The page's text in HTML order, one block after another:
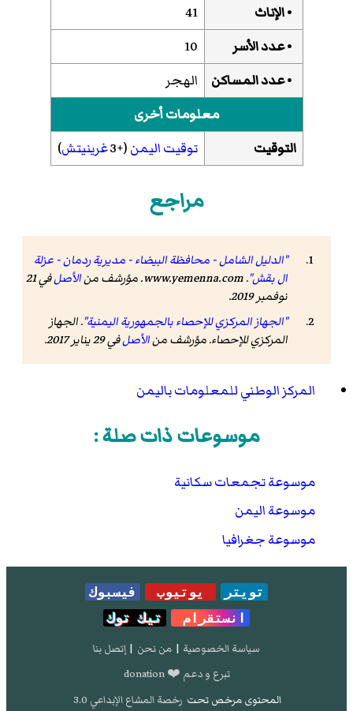
• الإناث
41
• عدد الأسر
10
• عدد المساكن
الهجر
معلومات أخرى
التوقيت
توقيت اليمن(+3 غرينيتش)
مراجع
"الدليل الشامل - محافظة البيضاء - مديرية ردمان - عزلة
ال بقش".
www.yemenna.com. مؤرشف منالأصل
في 21
نوفمبر 2019
.
"الجهاز المركزي للإحصاء بالجمهورية اليمنية". الجهاز
المركزي للإحصاء. مؤرشف منالأصلفي 29 يناير 2017 .
المركز الوطني للمعلومات باليمن
موسوعات ذات صلة :
موسوعة تجمعات سكانية
موسوعة اليمن
موسوعة جغرافيا
تويتر يوتيوب
فيسبوك
انستقرام
تيك توك
سياسة الخصوصية | من نحن | إتصل بنا
تبرع و دعم ❤️ donation
المحتوى مرخص تحت رخصة المشاع الإبداعي 3.0